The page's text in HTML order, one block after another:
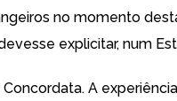
no momento
explicitar, num
A